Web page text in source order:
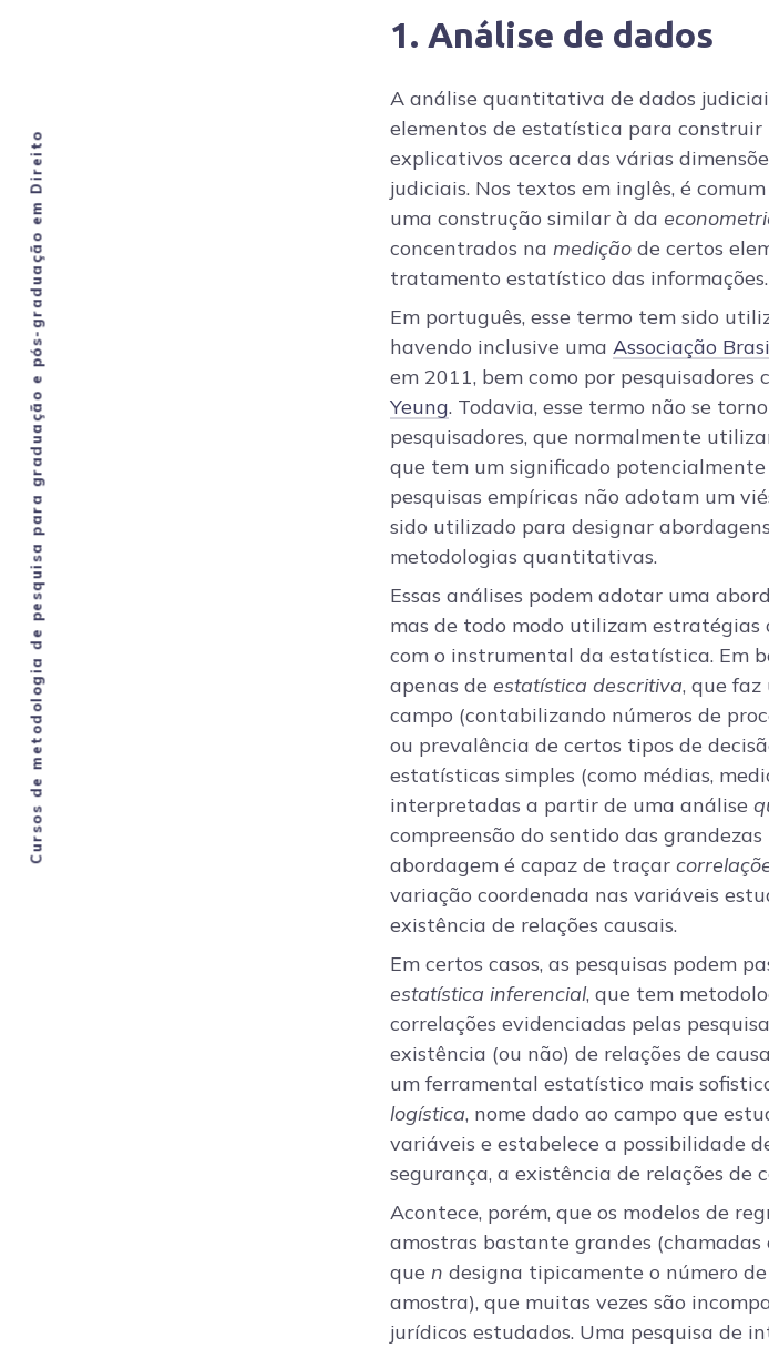
1. Análise de dados
A análise quantitativa de dados
elementos de estatística para construir
explicativos acerca das várias
judiciais. Nos textos em inglês, é
uma construção similar à da
concentrados na medição de certos
tratamento estatístico das informações.
Em português, esse termo tem sido
havendo inclusive uma Associação
em 2011, bem como por pesquisadores
Yeung. Todavia, esse termo não se
pesquisadores, que normalmente
que tem um significado
pesquisas empíricas não adotam um
sido utilizado para designar
metodologias quantitativas.
Essas análises podem adotar uma
mas de todo modo utilizam
com o instrumental da estatística. Em
apenas de estatística descritiva, que faz
campo (contabilizando números de
ou prevalência de certos tipos de
estatísticas simples (como médias,
interpretadas a partir de uma análise
compreensão do sentido das grandezas
abordagem é capaz de traçar
variação coordenada nas variáveis
existência de relações causais.
Em certos casos, as pesquisas podem
estatística inferencial, que tem
correlações evidenciadas pelas
existência (ou não) de relações de
um ferramental estatístico mais
logística, nome dado ao campo que
variáveis e estabelece a possibilidade
segurança, a existência de relações de
Acontece, porém, que os modelos de
amostras bastante grandes
que n designa tipicamente o número
amostra), que muitas vezes são
jurídicos estudados. Uma pesquisa de
Cursos de metodologia de pesquisa para graduação e pós-graduação em Direito